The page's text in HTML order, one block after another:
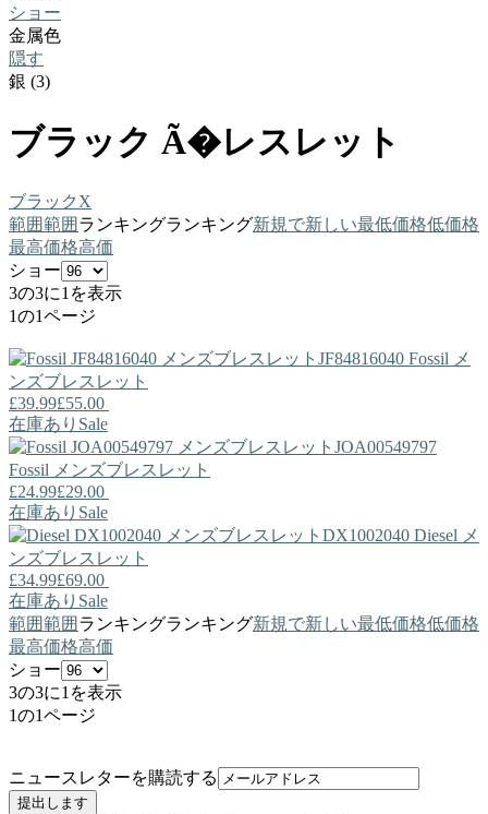
ショー
金属色
隠す
銀 (3)
ブラック Ã�レスレット
ブラック X
範囲範囲 ランキングランキング新規で新しい最低価格低価格
最高価格高価
ショー
3の3に1を表示
1の1ページ
JF84816040 Fossil メ
ンズブレスレット
£39.99£55.00
在庫あり Sale
JOA00549797
Fossil メンズブレスレット
£24.99£29.00
在庫あり Sale
DX1002040 Diesel メ
ンズブレスレット
£34.99£69.00
在庫あり Sale
範囲範囲 ランキングランキング新規で新しい最低価格低価格
最高価格高価
ショー
3の3に1を表示
1の1ページ
ニュースレターを購読する